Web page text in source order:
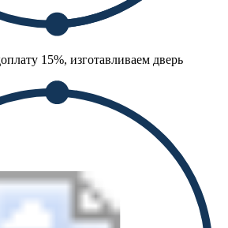
15%, изготавливаем дверь